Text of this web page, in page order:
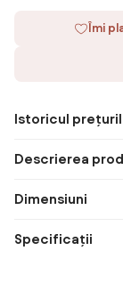
Îmi
Istoricul
Descrierea
Dimensiuni
Specificații